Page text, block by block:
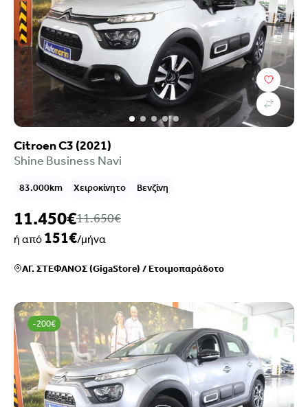
Citroen C3 (2021)
Shine Business Navi
83.000km Χειροκίνητο Βενζίνη
11.450€11.650€
ή από 151€/μήνα
ΑΓ. ΣΤΕΦΑΝΟΣ (GigaStore) /Ετοιμοπαράδοτο
-200€